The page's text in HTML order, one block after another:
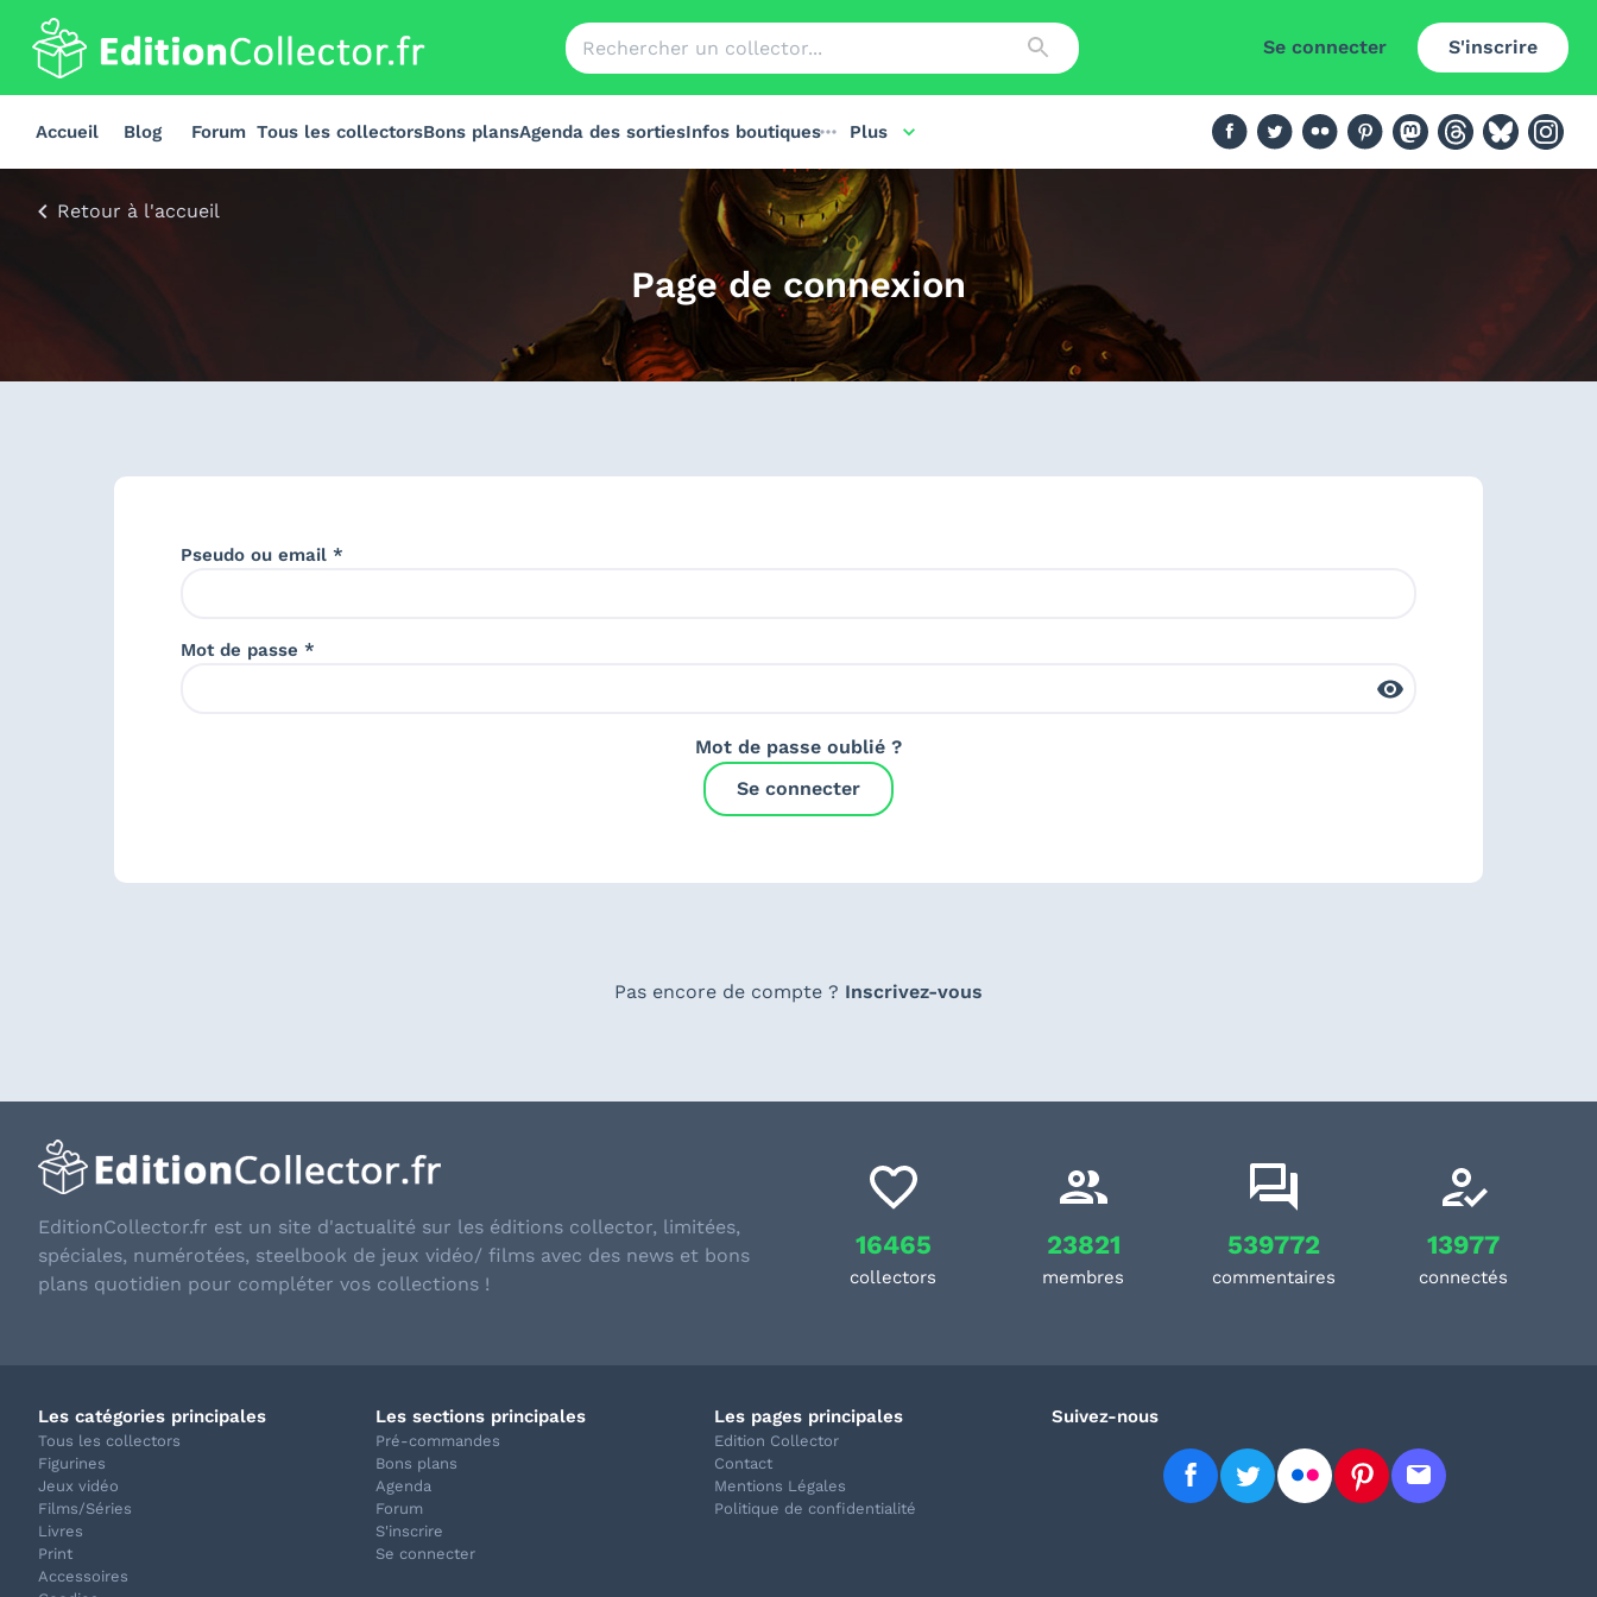
Se connecter S'inscrire
Accueil Blog Forum Tous les collectorsBons plansAgenda des sortiesInfos boutiques Plus
Retour à l'accueil
Page de connexion
Pseudo ou email *
Mot de passe *
Mot de passe oublié ?
Se connecter
Pas encore de compte ? Inscrivez-vous
EditionCollector.fr est un site d'actualité sur les éditions collector, limitées,
spéciales, numérotées, steelbook de jeux vidéo/ films avec des news et bons
plans quotidien pour compléter vos collections !
16465
collectors
23821
membres
539772
commentaires
13977
connectés
Les catégories principales
Tous les collectors
Figurines
Jeux vidéo
Films/Séries
Livres
Print
Accessoires
Les sections principales
Pré-commandes
Bons plans
Agenda
Forum
S'inscrire
Se connecter
Les pages principales
Edition Collector
Contact
Mentions Légales
Politique de confidentialité
Suivez-nous